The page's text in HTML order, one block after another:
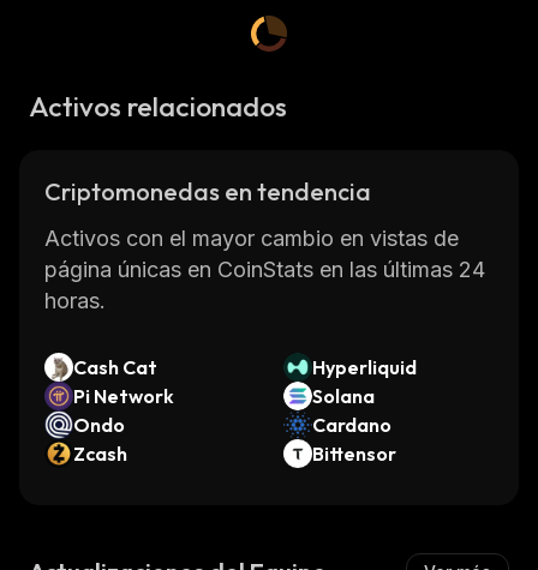
Activos relacionados
Criptomonedas en tendencia
Activos con el mayor cambio en vistas de
página únicas en CoinStats en las últimas 24
horas.
Cash Cat
Hyperliquid
Pi Network
Solana
Ondo
Cardano
Zcash
Bittensor